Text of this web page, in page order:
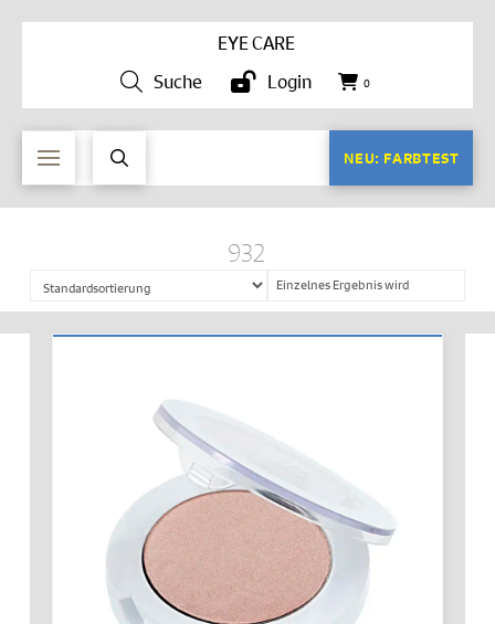
EYE CARE
Suche
Login 0
NEU: FARBTEST
932
Einzelnes Ergebnis wird
angezeigt